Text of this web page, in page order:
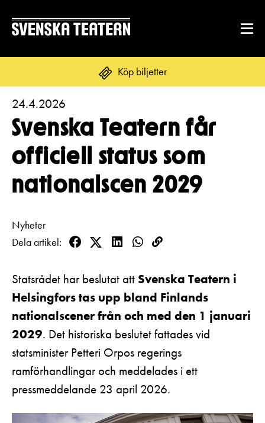
Köp biljetter
Suomi
REPERTOAR & BILJETTER
Repertoar
Kalender
Kundtjänst
Biljetter
Unga
Presentkort
DITT BESÖK
Publikarbete
Tillgänglighet
Frågor & svar
Platskarta
GRUPPER & FÖRETAG
Grupper & teaterombud
Pedagognätverk & skolgrupper
Företag
Guidning
Aktuellt
Teaterns verksamhet
Ensemble
Historia
Kontaktuppgifter
LOGGA IN
Svenska Teatern får
officiell status som
nationalscen 2029
24.4.2026
Nyheter
Dela artikel
Facebook
TwitterLinkedInWhatsApp
Kopioi
Statsrådet har beslutat att Svenska Teatern i
Helsingfors tas upp bland Finlands
nationalscener från och med den 1 januari
2029. Det historiska beslutet fattades vid
statsminister Petteri Orpos regerings
ramförhandlingar och meddelades i ett
pressmeddelande 23 april 2026.